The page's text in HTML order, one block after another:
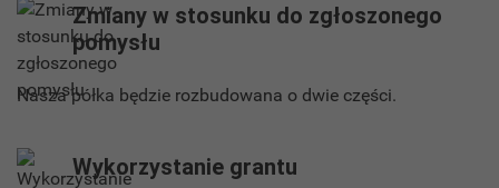
Zmiany w stosunku do zgłoszonego
pomysłu
Nasza półka będzie rozbudowana o dwie części.
Wykorzystanie grantu